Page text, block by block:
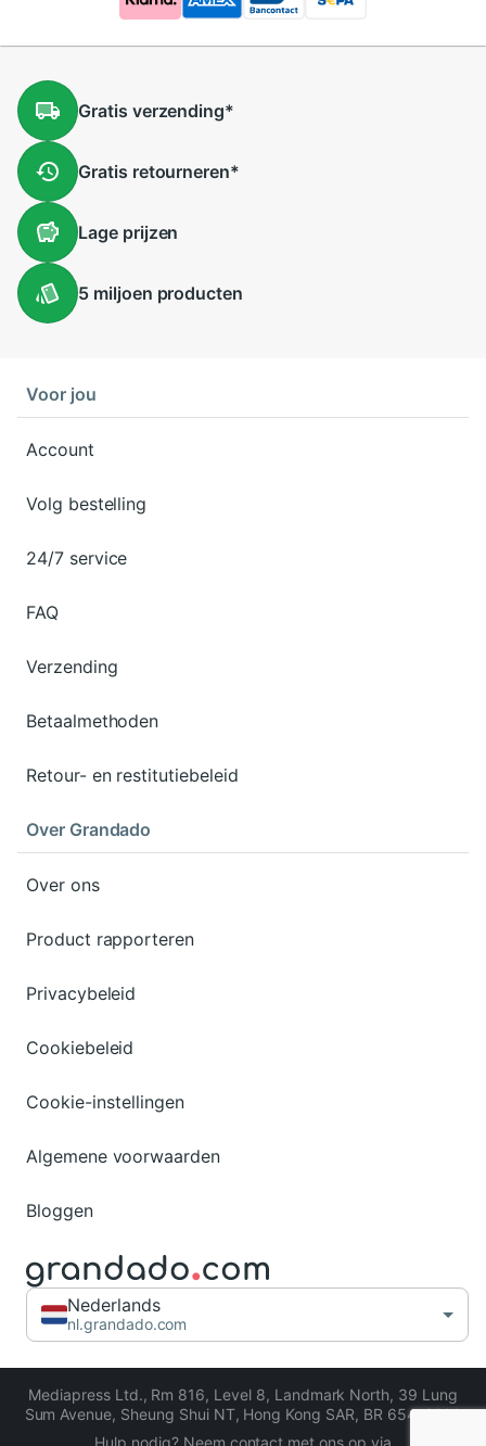
Gratis verzending*
Gratis retourneren*
Lageprijzen
5 miljoen producten
Voor jou
Account
Volg bestelling
24/7 service
FAQ
Verzending
Betaalmethoden
Retour- en restitutiebeleid
Over Grandado
Over ons
Product rapporteren
Privacybeleid
Cookiebeleid
Cookie-instellingen
Algemene voorwaarden
Bloggen
Nederlands
nl.grandado.com
Mediapress Ltd., Rm 816, Level 8, Landmark North, 39 Lung
Sum Avenue, Sheung Shui NT, Hong Kong SAR, BR 65413206
Hulp nodig? Neem contact met ons op via